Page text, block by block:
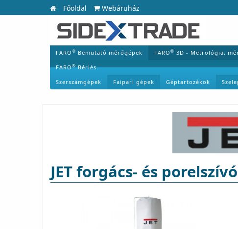
Főoldal Webáruház
FARO® Bemutató mérőgépek FARO® 3D - Metrológia,
FARO®Bérlés
Szerszámgépek
Faipari gépek Géptartozékok
JET forgács- és